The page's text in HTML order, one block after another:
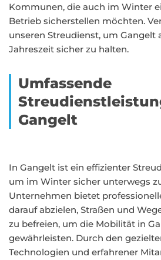
Kommunen, die auch im Winter
Betrieb sicherstellen möchten.
unseren Streudienst, um Gangelt
Jahreszeit sicher zu halten.
Umfassende
Gangelt
In Gangelt ist ein effizienter
um im Winter sicher unterwegs
Unternehmen bietet
darauf abzielen, Straßen und
zu befreien, um die Mobilität in
gewährleisten. Durch den
Technologien und erfahrener